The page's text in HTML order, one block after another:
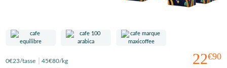
22€90
0€23/tasse 45€80/kg